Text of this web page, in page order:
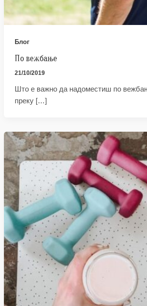
Блог
По вежбање
21/10/2019
Што е важно да надоместиш по
преку […]